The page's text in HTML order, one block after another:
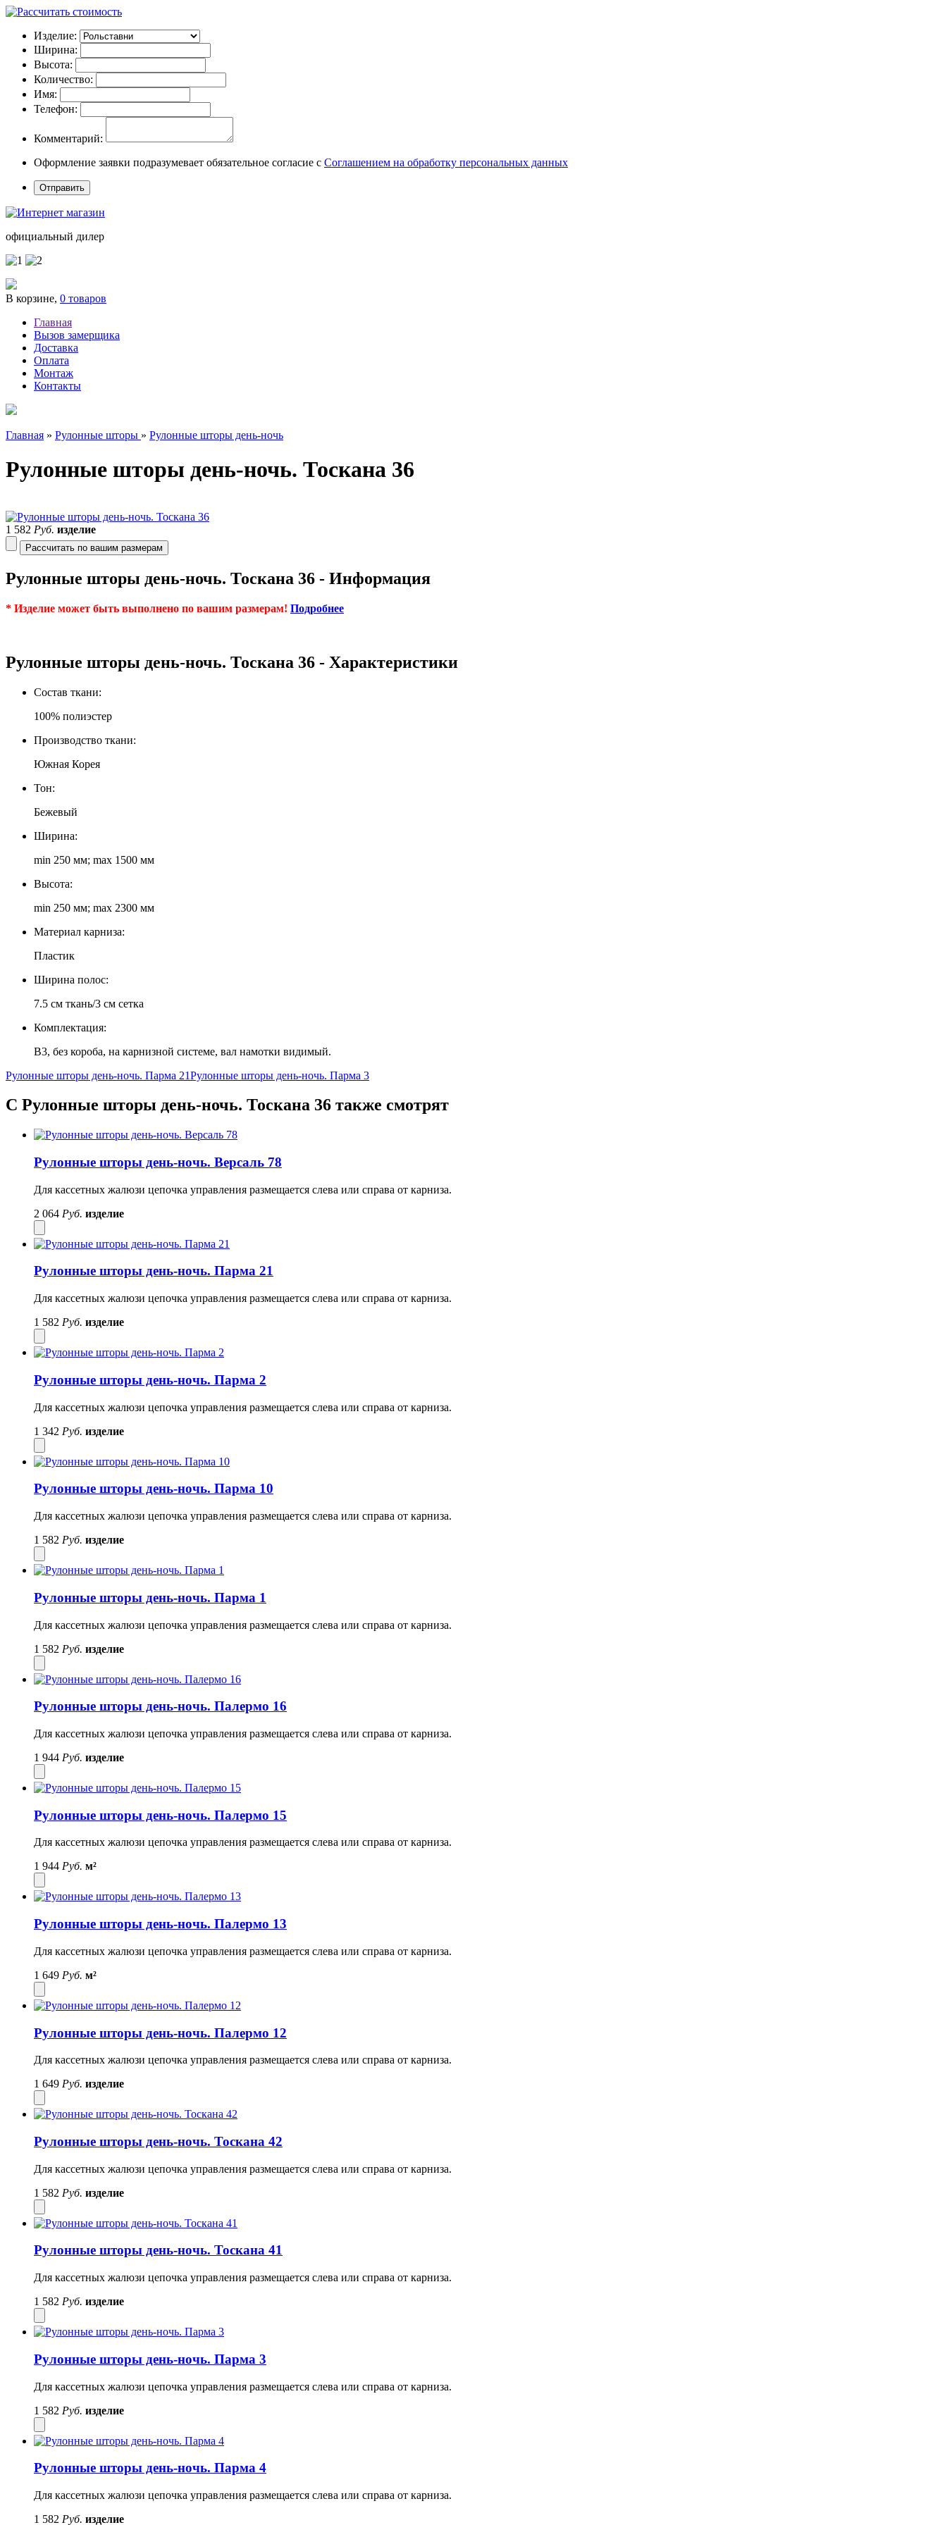
Изделие:
Ширина:
Высота:
Количество:
Имя:
Телефон:
Комментарий:
Оформление заявки подразумевает обязательное согласие с Соглашением на обработку персональных данных
официальный дилер
В корзине, 0 товаров
Главная
Вызов замерщика
Доставка
Оплата
Монтаж
Контакты
Главная » Рулонные шторы » Рулонные шторы день-ночь
Рулонные шторы день-ночь. Тоскана 36
1 582 Руб. изделие
Рассчитать по вашим размерам
Рулонные шторы день-ночь. Тоскана 36 - Информация
* Изделие может быть выполнено по вашим размерам! Подробнее
Рулонные шторы день-ночь. Тоскана 36 - Характеристики
Состав ткани:
100% полиэстер
Производство ткани:
Южная Корея
Тон:
Бежевый
Ширина:
min 250 мм; max 1500 мм
Высота:
min 250 мм; max 2300 мм
Материал карниза:
Пластик
Ширина полос:
7.5 см ткань/3 см сетка
Комплектация:
B3, без короба, на карнизной системе, вал намотки видимый.
Рулонные шторы день-ночь. Парма 21Рулонные шторы день-ночь. Парма 3
С Рулонные шторы день-ночь. Тоскана 36 также смотрят
Рулонные шторы день-ночь. Версаль 78
Для кассетных жалюзи цепочка управления размещается слева или справа от карниза.
2 064 Руб. изделие
Рулонные шторы день-ночь. Парма 21
Для кассетных жалюзи цепочка управления размещается слева или справа от карниза.
1 582 Руб. изделие
Рулонные шторы день-ночь. Парма 2
Для кассетных жалюзи цепочка управления размещается слева или справа от карниза.
1 342 Руб. изделие
Рулонные шторы день-ночь. Парма 10
Для кассетных жалюзи цепочка управления размещается слева или справа от карниза.
1 582 Руб. изделие
Рулонные шторы день-ночь. Парма 1
Для кассетных жалюзи цепочка управления размещается слева или справа от карниза.
1 582 Руб. изделие
Рулонные шторы день-ночь. Палермо 16
Для кассетных жалюзи цепочка управления размещается слева или справа от карниза.
1 944 Руб. изделие
Рулонные шторы день-ночь. Палермо 15
Для кассетных жалюзи цепочка управления размещается слева или справа от карниза.
1 944 Руб. м²
Рулонные шторы день-ночь. Палермо 13
Для кассетных жалюзи цепочка управления размещается слева или справа от карниза.
1 649 Руб. м²
Рулонные шторы день-ночь. Палермо 12
Для кассетных жалюзи цепочка управления размещается слева или справа от карниза.
1 649 Руб. изделие
Рулонные шторы день-ночь. Тоскана 42
Для кассетных жалюзи цепочка управления размещается слева или справа от карниза.
1 582 Руб. изделие
Рулонные шторы день-ночь. Тоскана 41
Для кассетных жалюзи цепочка управления размещается слева или справа от карниза.
1 582 Руб. изделие
Рулонные шторы день-ночь. Парма 3
Для кассетных жалюзи цепочка управления размещается слева или справа от карниза.
1 582 Руб. изделие
Рулонные шторы день-ночь. Парма 4
Для кассетных жалюзи цепочка управления размещается слева или справа от карниза.
1 582 Руб. изделие